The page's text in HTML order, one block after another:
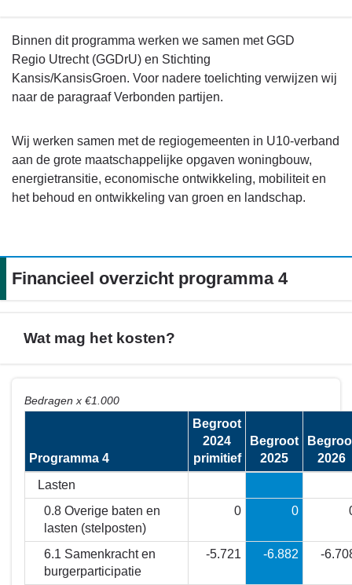
Terug
naar
navigatie
programma
Verbonden
Binnen dit programma werken we samen met GGD
Regio Utrecht (GGDrU) en Stichting
Kansis/KansisGroen. Voor nadere toelichting verwijzen wij
naar de paragraaf Verbonden partijen.
Wij werken samen met de regiogemeenten in U10-verband
aan de grote maatschappelijke opgaven woningbouw,
energietransitie, economische ontwikkeling, mobiliteit en
het behoud en ontwikkeling van groen en landschap.
Financieel overzicht programma 4
Wat mag het kosten?
Financieel
overzicht
programma
Bedragen x €1.000
Programma 4
Begroot
2024
primitief
Begroot
2025
2026
Lasten
0.8 Overige baten en
lasten (stelposten)
0 0
6.1 Samenkracht en
burgerparticipatie
-5.721 -6.882 -